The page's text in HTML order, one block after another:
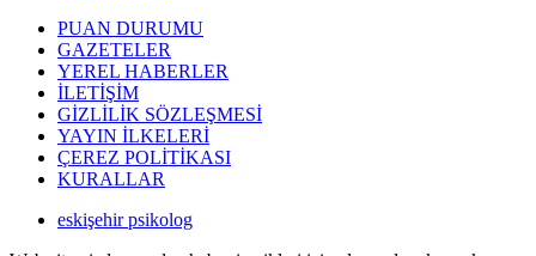
PUAN DURUMU
GAZETELER
YEREL HABERLER
İLETİŞİM
GİZLİLİK SÖZLEŞMESİ
YAYIN İLKELERİ
ÇEREZ POLİTİKASI
KURALLAR
eskişehir psikolog